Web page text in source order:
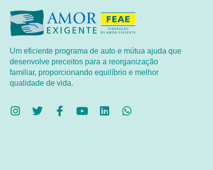
Um eficiente programa de auto e mútua ajuda que
desenvolve preceitos para a reorganização
familiar, proporcionando equilíbrio e melhor
qualidade de vida.